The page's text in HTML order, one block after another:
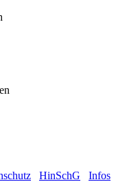
HinSchG Infos